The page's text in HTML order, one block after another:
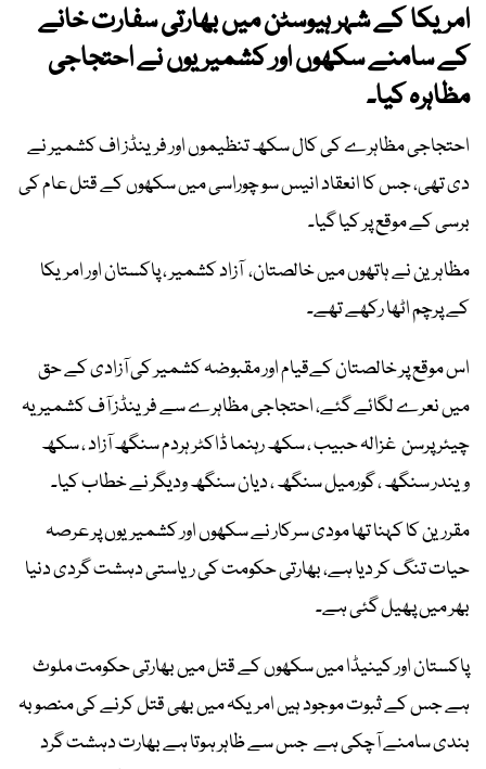
امریکا کے شہر ہیوسٹن میں بھارتی سفارت خانے
کے سامنے سکھوں اور کشمیریوں نے احتجاجی
مظاہرہ کیا۔
احتجاجی مظاہرے کی کال سکھ تنظیموں اور فرینڈز اف کشمیر نے
دی تھی، جس کا انعقاد انیس سو چوراسی میں سکھوں کے قتل عام کی
برسی کے موقع پر کیا گیا۔
مظاہرین نے ہاتھوں میں خالصتان، آزاد کشمیر ، پاکستان اور امریکا
کے پرچم اٹھا رکھے تھے۔
اس موقع پر خالصتان کےقیام اور مقبوضہ کشمیر کی آزادی کے حق
میں نعرے لگائے گئے، احتجاجی مظاہرے سے فرینڈز آف کشمیر یہ
چیئر پرسن غزالہ حبیب ، سکھ رہنما ڈاکٹر ہردم سنگھ آزاد ، سکھ
ویندر سنگھ ، گورمیل سنگھ ، دیان سنگھ ودیگر نے خطاب کیا۔
مقررین کا کہنا تھا مودی سرکار نے سکھوں اور کشمیریوں پر عرصہ
حیات تنگ کر دیا ہے، بھارتی حکومت کی ریاستی دہشت گردی دنیا
بھر میں پھیل گئی ہے۔
پاکستان اور کینیڈا میں سکھوں کے قتل میں بھارتی حکومت ملوث
ہے جس کے ثبوت موجود ہیں امریکہ میں بھی قتل کرنے کی منصوبہ
بندی سامنے آچکی ہے جس سے ظاہر ہوتا ہے بھارت دہشت گرد